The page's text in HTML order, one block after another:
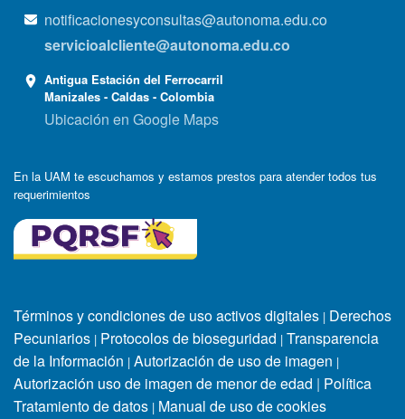
notificacionesyconsultas@autonoma.edu.co
servicioalcliente@autonoma.edu.co
Antigua Estación del Ferrocarril
Manizales - Caldas - Colombia
Ubicación en Google Maps
En la UAM te escuchamos y estamos prestos para atender todos tus
requerimientos
Términos y condiciones de uso activos digitales | Derechos
Pecuniarios | Protocolos de bioseguridad | Transparencia
de la Información | Autorización de uso de imagen |
Autorización uso de imagen de menor de edad | Política
Tratamiento de datos | Manual de uso de cookies